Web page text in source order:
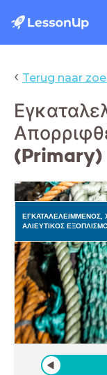
‹ Terug naar
(Primary)
ΑΛΙΕΥΤΙΚΟΣ